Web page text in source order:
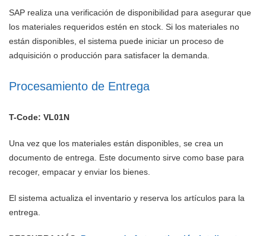
SAP realiza una verificación de disponibilidad para asegurar que
los materiales requeridos estén en stock. Si los materiales no
están disponibles, el sistema puede iniciar un proceso de
adquisición o producción para satisfacer la demanda.
Procesamiento de Entrega
T-Code: VL01N
Una vez que los materiales están disponibles, se crea un
documento de entrega. Este documento sirve como base para
recoger, empacar y enviar los bienes.
El sistema actualiza el inventario y reserva los artículos para la
entrega.